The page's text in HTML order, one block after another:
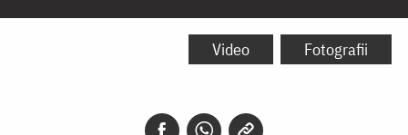
Icoana
Video Fotografii